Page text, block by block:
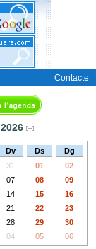
Contacte
2026
Dv Ds
Dg
31 01
02
07 08
09
14 15
16
21 22
23
28 29
30
04 05 06